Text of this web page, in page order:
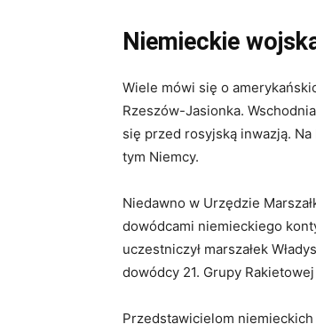
Niemieckie
Wiele mówi się o
Rzeszów-Jasionka.
się przed rosyjską inwazją.
tym Niemcy.
Niedawno w Urzędzie
dowódcami niemieckiego
uczestniczył marszałek
dowódcy 21. Grupy
Przedstawicielom